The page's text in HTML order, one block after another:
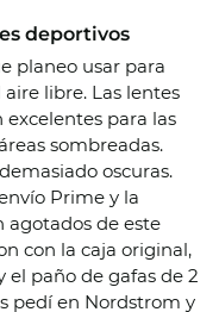
deportivos
planeo usar para
libre. Las lentes
para las
sombreadas.
oscuras.
Prime y la
agotados de este
con la caja original,
el paño de gafas de 2
pedí en Nordstrom y